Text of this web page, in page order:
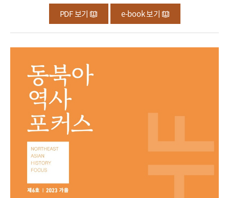
PDF 보기 e-book 보기